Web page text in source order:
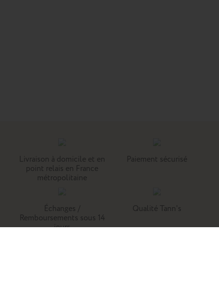
Livraison à domicile et en
point relais en France
métropolitaine
Paiement sécurisé
Échanges /
Remboursements sous 14
jours
Qualité Tann's